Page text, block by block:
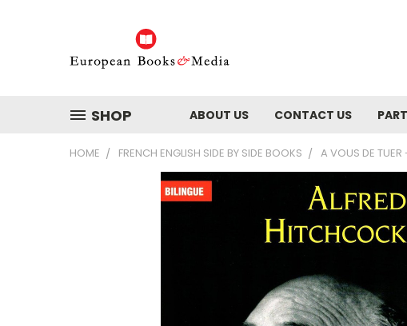
SHOP ABOUT US CONTACT US
HOME FRENCH ENGLISH SIDE BY SIDE BOOKS A VOUS DE TUER